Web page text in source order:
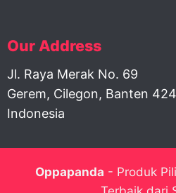
Our Address
Jl. Raya Merak No. 69
Gerem, Cilegon, Banten
Indonesia
Oppapanda - Produk